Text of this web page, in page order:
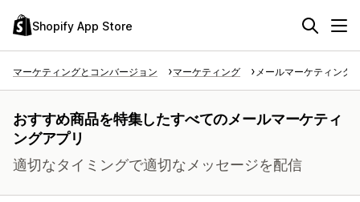
Shopify App Store
マーケティングとコンバージョン マーケティング メールマーケティング
おすすめ商品を特集したすべてのメールマーケティ
ングアプリ
適切なタイミングで適切なメッセージを配信